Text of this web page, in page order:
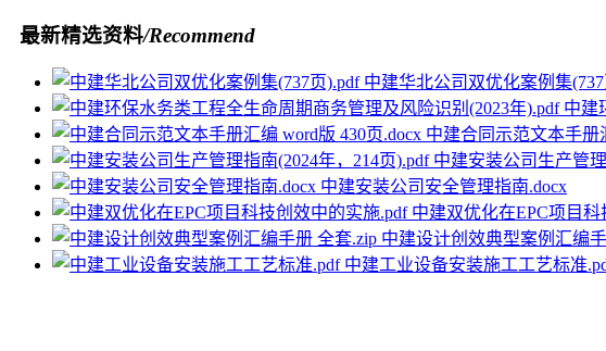
最新精选资料/Recommend
中建华北公司双优化案例集
中建
中建合同示范文本手册
中建安装公司生产管
中建安装公司安全管理指南.docx
中建双优化在EPC项目
中建设计创效典型案例汇编
中建工业设备安装施工工艺标准